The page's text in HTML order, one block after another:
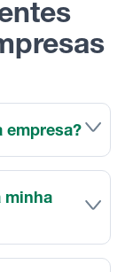
empresa?
minha